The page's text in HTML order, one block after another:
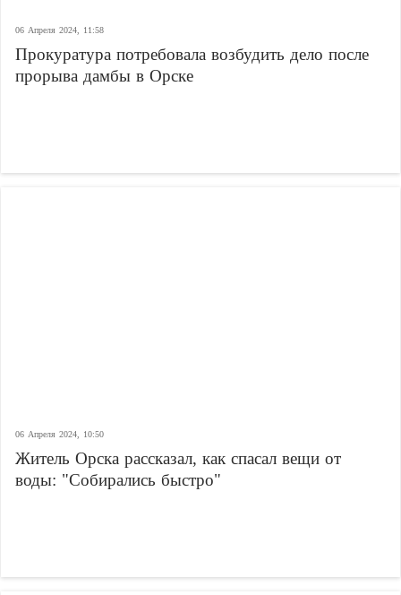
06 Апреля 2024, 11:58
Прокуратура потребовала возбудить дело после
прорыва дамбы в Орске
06 Апреля 2024, 10:50
Житель Орска рассказал, как спасал вещи от
воды: "Собирались быстро"